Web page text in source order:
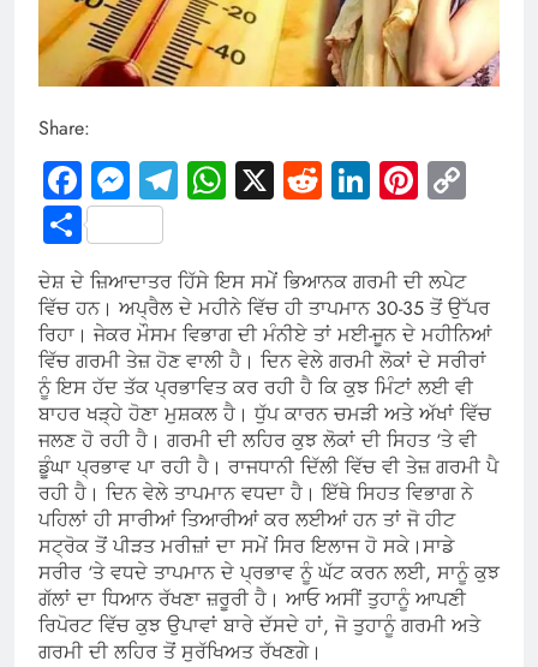
Share:
Facebook
Messenger
Telegram
WhatsApp
X RedditLinkedIn
Share
ਦੇਸ਼ ਦੇ ਜ਼ਿਆਦਾਤਰ ਹਿੱਸੇ ਇਸ ਸਮੇਂ ਭਿਆਨਕ ਗਰਮੀ ਦੀ ਲਪੇਟ
ਵਿੱਚ ਹਨ। ਅਪ੍ਰੈਲ ਦੇ ਮਹੀਨੇ ਵਿੱਚ ਹੀ ਤਾਪਮਾਨ 30-35 ਤੋਂ ਉੱਪਰ
ਰਿਹਾ। ਜੇਕਰ ਮੌਸਮ ਵਿਭਾਗ ਦੀ ਮੰਨੀਏ ਤਾਂ ਮਈ-ਜੂਨ ਦੇ ਮਹੀਨਿਆਂ
ਵਿੱਚ ਗਰਮੀ ਤੇਜ਼ ਹੋਣ ਵਾਲੀ ਹੈ। ਦਿਨ ਵੇਲੇ ਗਰਮੀ ਲੋਕਾਂ ਦੇ ਸਰੀਰਾਂ
ਨੂੰ ਇਸ ਹੱਦ ਤੱਕ ਪ੍ਰਭਾਵਿਤ ਕਰ ਰਹੀ ਹੈ ਕਿ ਕੁਝ ਮਿੰਟਾਂ ਲਈ ਵੀ
ਬਾਹਰ ਖੜ੍ਹੇ ਹੋਣਾ ਮੁਸ਼ਕਲ ਹੈ। ਧੁੱਪ ਕਾਰਨ ਚਮੜੀ ਅਤੇ ਅੱਖਾਂ ਵਿੱਚ
ਜਲਣ ਹੋ ਰਹੀ ਹੈ। ਗਰਮੀ ਦੀ ਲਹਿਰ ਕੁਝ ਲੋਕਾਂ ਦੀ ਸਿਹਤ ‘ਤੇ ਵੀ
ਡੂੰਘਾ ਪ੍ਰਭਾਵ ਪਾ ਰਹੀ ਹੈ। ਰਾਜਧਾਨੀ ਦਿੱਲੀ ਵਿੱਚ ਵੀ ਤੇਜ਼ ਗਰਮੀ ਪੈ
ਰਹੀ ਹੈ। ਦਿਨ ਵੇਲੇ ਤਾਪਮਾਨ ਵਧਦਾ ਹੈ। ਇੱਥੇ ਸਿਹਤ ਵਿਭਾਗ ਨੇ
ਪਹਿਲਾਂ ਹੀ ਸਾਰੀਆਂ ਤਿਆਰੀਆਂ ਕਰ ਲਈਆਂ ਹਨ ਤਾਂ ਜੋ ਹੀਟ
ਸਟ੍ਰੋਕ ਤੋਂ ਪੀੜਤ ਮਰੀਜ਼ਾਂ ਦਾ ਸਮੇਂ ਸਿਰ ਇਲਾਜ ਹੋ ਸਕੇ।ਸਾਡੇ
ਸਰੀਰ ‘ਤੇ ਵਧਦੇ ਤਾਪਮਾਨ ਦੇ ਪ੍ਰਭਾਵ ਨੂੰ ਘੱਟ ਕਰਨ ਲਈ, ਸਾਨੂੰ ਕੁਝ
ਗੱਲਾਂ ਦਾ ਧਿਆਨ ਰੱਖਣਾ ਜ਼ਰੂਰੀ ਹੈ। ਆਓ ਅਸੀਂ ਤੁਹਾਨੂੰ ਆਪਣੀ
ਰਿਪੋਰਟ ਵਿੱਚ ਕੁਝ ਉਪਾਵਾਂ ਬਾਰੇ ਦੱਸਦੇ ਹਾਂ, ਜੋ ਤੁਹਾਨੂੰ ਗਰਮੀ ਅਤੇ
ਗਰਮੀ ਦੀ ਲਹਿਰ ਤੋਂ ਸੁਰੱਖਿਅਤ ਰੱਖਣਗੇ।